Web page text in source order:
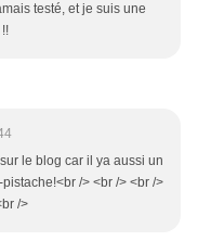
testé, et je suis une
le blog car il ya aussi un
/> <br /> <br />
/>